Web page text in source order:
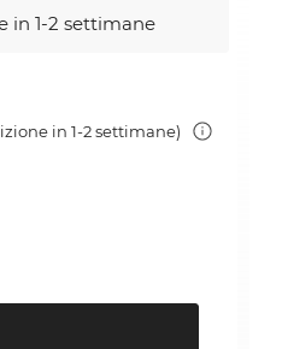
in 1-2 settimane
in 1-2 settimane)